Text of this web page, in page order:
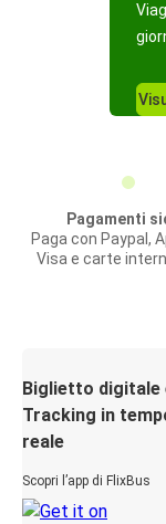
Pagamenti
Paga con Paypal,
Visa e carte
Biglietto digitale
Tracking in
reale
Scopri l’app di FlixBus